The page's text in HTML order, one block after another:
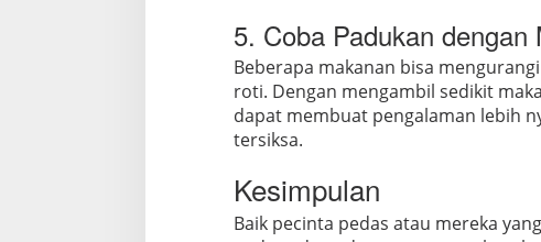
5. Coba Padukan
Beberapa makanan bisa
roti. Dengan mengambil sedikit
dapat membuat pengalaman lebih
tersiksa.
Kesimpulan
Baik pecinta pedas atau mereka